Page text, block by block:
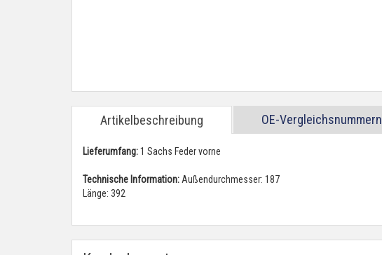
Artikelbeschreibung OE-Vergleichsnummern
Lieferumfang:1 Sachs Feder vorne
Technische Information: Außendurchmesser: 187
Länge: 392